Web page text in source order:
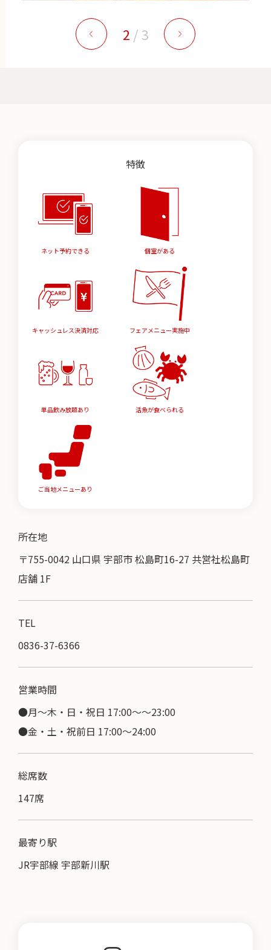
2 /3
特徴
ネット予約できる 個室がある
キャッシュレス決済対応 フェアメニュー実施中
単品飲み放題あり 活魚が食べられる
ご当地メニューあり
所在地
〒755-0042 山口県 宇部市 松島町16-27 共営社松島町
店舗 1F
TEL
0836-37-6366
営業時間
●月～木・日・祝日 17:00～〜23:00
●金・土・祝前日 17:00～24:00
総席数
147席
最寄り駅
JR宇部線 宇部新川駅